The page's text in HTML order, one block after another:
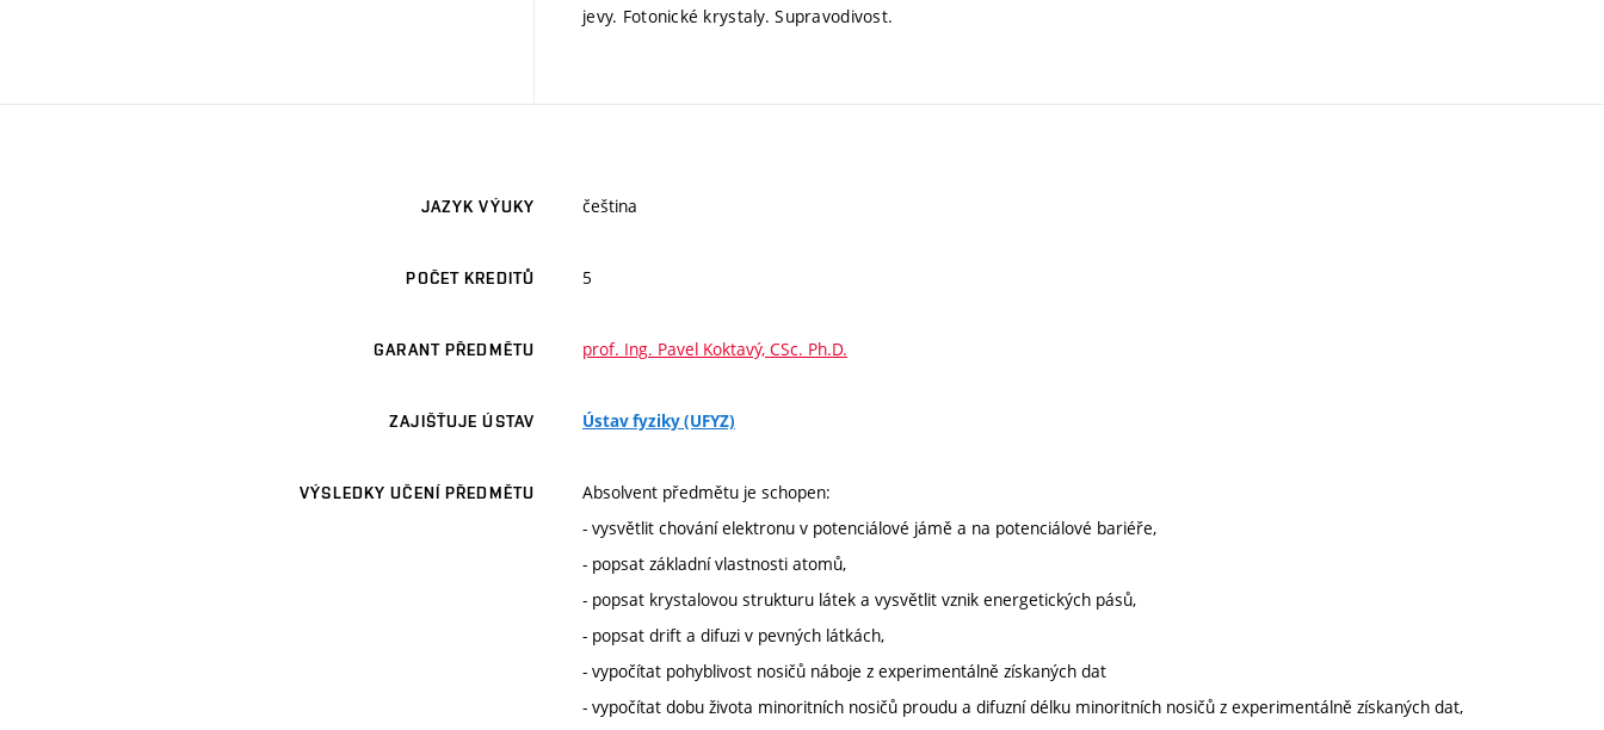
jevy. Fotonické krystaly. Supravodivost.
JAZYK VÝUKY čeština
POČET KREDITŮ 5
GARANT PŘEDMĚTU prof. Ing. Pavel Koktavý, CSc. Ph.D.
ZAJIŠŤUJE ÚSTAV Ústav fyziky (UFYZ)
VÝSLEDKY UČENÍ PŘEDMĚTU
Absolvent předmětu je schopen:
- vysvětlit chování elektronu v potenciálové jámě a na potenciálové bariéře,
- popsat základní vlastnosti atomů,
- popsat krystalovou strukturu látek a vysvětlit vznik energetických pásů,
- popsat drift a difuzi v pevných látkách,
- vypočítat pohyblivost nosičů náboje z experimentálně získaných dat
- vypočítat dobu života minoritních nosičů proudu a difuzní délku minoritních nosičů z experimentálně získaných dat,